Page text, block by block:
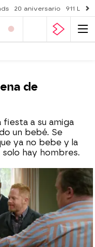
20 aniversario 911
de
fiesta a su amiga
un bebé. Se
ya no bebe y la
hay hombres.